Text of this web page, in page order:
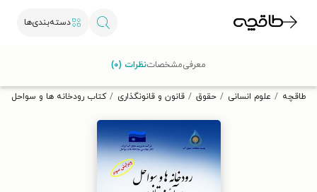
دسته‌بندی‌ها
تخفیف از طاقچه دریافت کن.
طاقچه علوم انسانی حقوق قانون و قانونگذاری کتاب رودخانه ها و سواحل در
معرفیمشخصاتنظرات (۰)